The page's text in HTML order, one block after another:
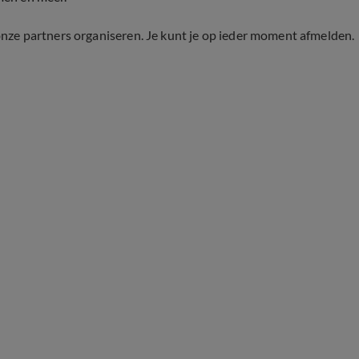
partners organiseren. Je kunt je op ieder moment afmelden.